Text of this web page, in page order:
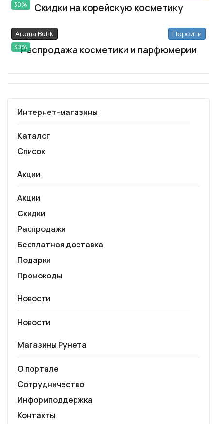
30% Скидки на корейскую косметику
Aroma Butik
30%
Перейти
Распродажа косметики и парфюмерии
Интернет-магазины
Каталог
Список
Акции
Акции
Скидки
Распродажи
Бесплатная доставка
Подарки
Промокоды
Новости
Новости
Магазины Рунета
О портале
Сотрудничество
Информподдержка
Контакты